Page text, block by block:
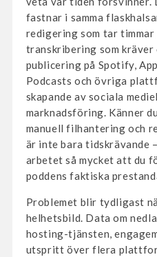
fastnar i samma
redigering som tar
transkribering som
publicering på Spotify,
Podcasts och övriga
skapande av sociala
marknadsföring. Känner
manuell filhantering och
är inte bara tidskrävande
arbetet så mycket att du
poddens faktiska
Problemet blir tydligast
helhetsbild. Data om
hosting-tjänsten,
utspritt över flera